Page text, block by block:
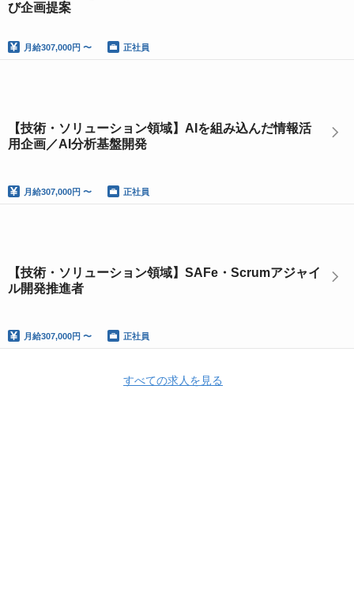
び企画提案
月給307,000円 〜 正社員
【技術・ソリューション領域】AIを組み込んだ情報活
用企画／AI分析基盤開発
月給307,000円 〜 正社員
【技術・ソリューション領域】SAFe・Scrumアジャイ
ル開発推進者
月給307,000円 〜 正社員
すべての求人を見る